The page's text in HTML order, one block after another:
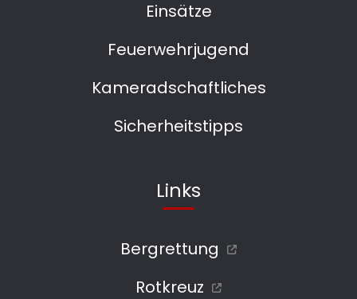
Einsätze
Feuerwehrjugend
Kameradschaftliches
Sicherheitstipps
Links
Bergrettung
Rotkreuz